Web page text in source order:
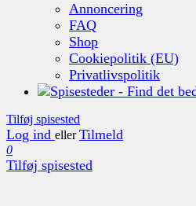
Annoncering
FAQ
Shop
Cookiepolitik (EU)
Privatlivspolitik
Tilføj spisested
Log ind eller Tilmeld
0
Tilføj spisested